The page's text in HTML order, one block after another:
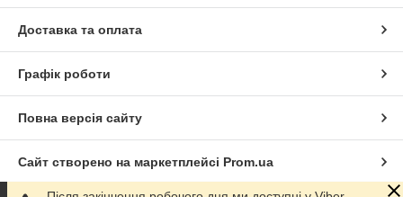
Доставка та оплата
Графік роботи
Повна версія сайту
Сайт створено на маркетплейсі Prom.ua